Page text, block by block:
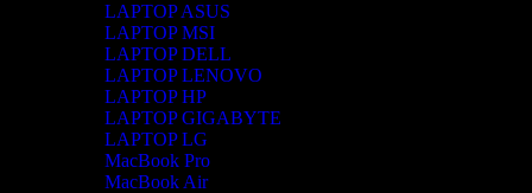
LAPTOP ASUS
LAPTOP MSI
LAPTOP DELL
LAPTOP LENOVO
LAPTOP HP
LAPTOP GIGABYTE
LAPTOP LG
MacBook Pro
MacBook Air